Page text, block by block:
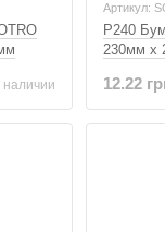
наличии
Артикул:
P240
230мм x
12.22